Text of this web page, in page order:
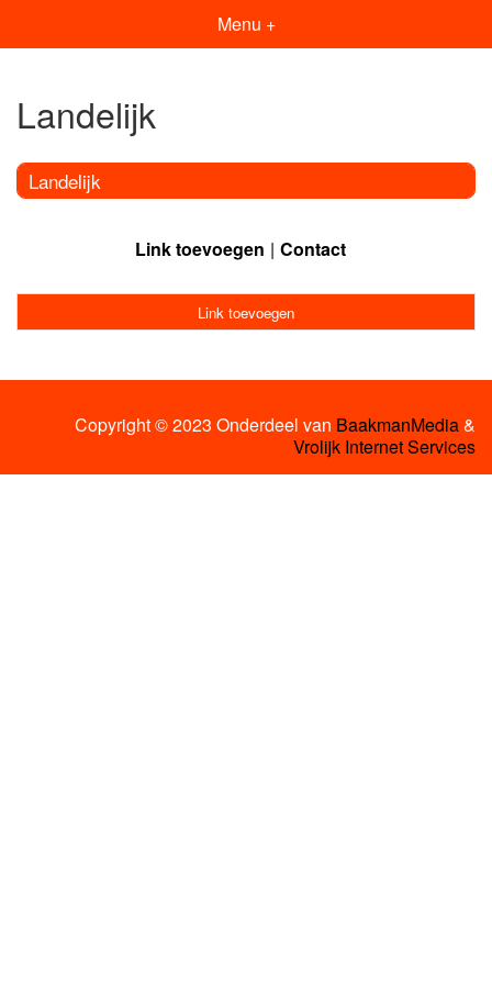
Menu +
Landelijk
Landelijk
Link toevoegen Contact
Link toevoegen
Copyright © 2023 Onderdeel van BaakmanMedia&
Vrolijk Internet Services